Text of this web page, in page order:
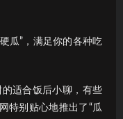
硬瓜”，满足你的各种吃
适合饭后小聊，有些
特别贴心地推出了“瓜